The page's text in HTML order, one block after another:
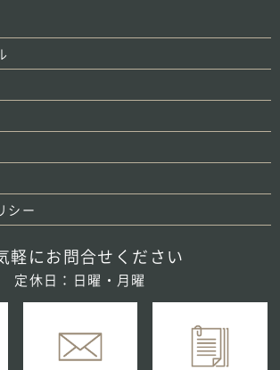
シー
軽にお問合せください
定休日：日曜・月曜